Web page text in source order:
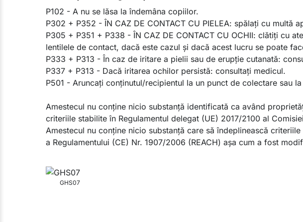
P102 - A nu se lăsa la îndemâna copiilor.
P302 + P352 - ÎN CAZ DE CONTACT CU PIELEA: spălaţi cu multă
P305 + P351 + P338 - ÎN CAZ DE CONTACT CU OCHII: clătiţi cu
lentilele de contact, dacă este cazul şi dacă acest lucru se poate
P333 + P313 - În caz de iritare a pielii sau de erupţie cutanată:
P337 + P313 - Dacă iritarea ochilor persistă: consultaţi medicul.
P501 - Aruncaţi conţinutul/recipientul la un punct de colectare sau
Amestecul nu conţine nicio substanţă identificată ca având
criteriile stabilite în Regulamentul delegat (UE) 2017/2100 al
Amestecul nu conţine nicio substanţă care să îndeplinească
a Regulamentului (CE) Nr. 1907/2006 (REACH) aşa cum a fost
GHS07